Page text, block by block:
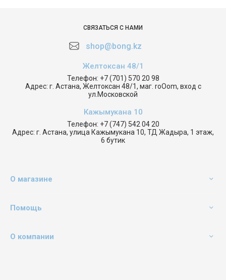
СВЯЗАТЬСЯ С НАМИ
shop@bong.kz
Желтоксан 48/1
Телефон: +7 (701) 570 20 98
Адрес: г. Астана, Желтоксан 48/1, маг. roOom, вход с
ул.Московской
Кажымукана 10
Телефон: +7 (747) 542 04 20
Адрес: г. Астана, улица Кажымукана 10, ТД Жадыра, 1 этаж,
6 бутик
О магазине
Помощь
О компании